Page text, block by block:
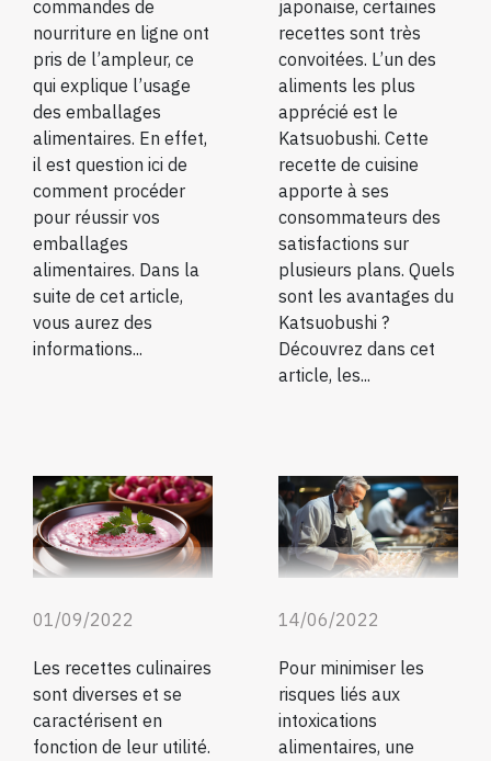
commandes de
nourriture en ligne ont
pris de l’ampleur, ce
qui explique l’usage
des emballages
alimentaires. En effet,
il est question ici de
comment procéder
pour réussir vos
emballages
alimentaires. Dans la
suite de cet article,
vous aurez des
informations...
japonaise, certaines
recettes sont très
convoitées. L’un des
aliments les plus
apprécié est le
Katsuobushi. Cette
recette de cuisine
apporte à ses
consommateurs des
satisfactions sur
plusieurs plans. Quels
sont les avantages du
Katsuobushi ?
Découvrez dans cet
article, les...
01/09/2022
Les recettes culinaires
sont diverses et se
caractérisent en
fonction de leur utilité.
14/06/2022
Pour minimiser les
risques liés aux
intoxications
alimentaires, une